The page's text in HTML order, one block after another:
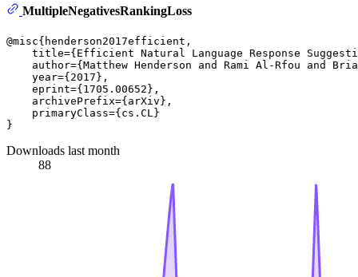
MultipleNegativesRankingLoss
@misc{henderson2017efficient,
title={Efficient Natural Language Response
author={Matthew Henderson and Rami Al-Rfou and
    year={2017},
    eprint={1705.00652},
    archivePrefix={arXiv},
    primaryClass={cs.CL}
Downloads last month
88